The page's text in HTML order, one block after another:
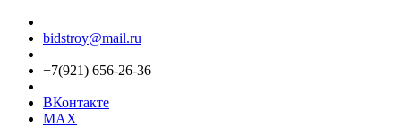
bidstroy@mail.ru
+7(921) 656-26-36
ВКонтакте
MAX